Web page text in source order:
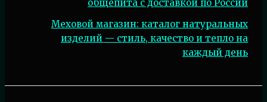
общепита с доставкой по России
Меховой магазин: каталог натуральных
изделий — стиль, качество и тепло на
каждый день